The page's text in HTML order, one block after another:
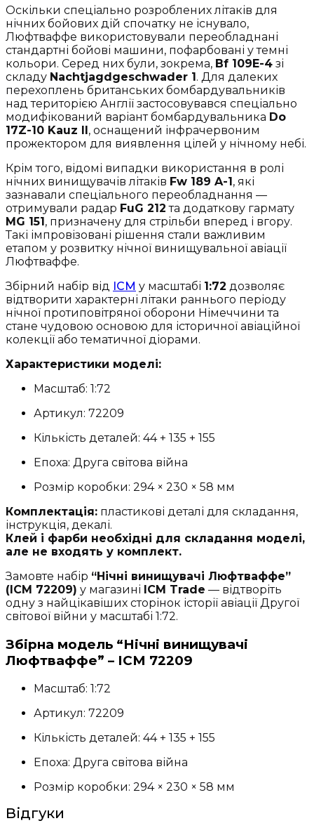
Оскільки спеціально розроблених літаків для
нічних бойових дій спочатку не існувало,
Люфтваффе використовували переобладнані
стандартні бойові машини, пофарбовані у темні
кольори. Серед них були, зокрема, Bf 109E-4 зі
складу Nachtjagdgeschwader 1 . Для далеких
перехоплень британських бомбардувальників
над територією Англії застосовувався спеціально
модифікований варіант бомбардувальника Do
17Z-10 Kauz II , оснащений інфрачервоним
прожектором для виявлення цілей у нічному небі.
Крім того, відомі випадки використання в ролі
нічних винищувачів літаків Fw 189 A-1 , які
зазнавали спеціального переобладнання —
отримували радар FuG 212 та додаткову гармату
MG 151 , призначену для стрільби вперед і вгору.
Такі імпровізовані рішення стали важливим
етапом у розвитку нічної винищувальної авіації
Люфтваффе.
Збірний набір від ICM у масштабі 1:72 дозволяє
відтворити характерні літаки раннього періоду
нічної протиповітряної оборони Німеччини та
стане чудовою основою для історичної авіаційної
колекції або тематичної діорами.
Характеристики моделі:
Масштаб: 1:72
Артикул: 72209
Кількість деталей: 44 + 135 + 155
Епоха: Друга світова війна
Розмір коробки: 294 × 230 × 58 мм
Комплектація: пластикові деталі для складання,
інструкція, декалі.
Клей і фарби необхідні для складання моделі,
але не входять у комплект.
Замовте набір “Нічні винищувачі Люфтваффе”
(ICM 72209) у магазині ICM Trade — відтворіть
одну з найцікавіших сторінок історії авіації Другої
світової війни у масштабі 1:72.
Збірна модель “Нічні винищувачі
Люфтваффе” – ICM 72209
Масштаб: 1:72
Артикул: 72209
Кількість деталей: 44 + 135 + 155
Епоха: Друга світова війна
Розмір коробки: 294 × 230 × 58 мм
Відгуки